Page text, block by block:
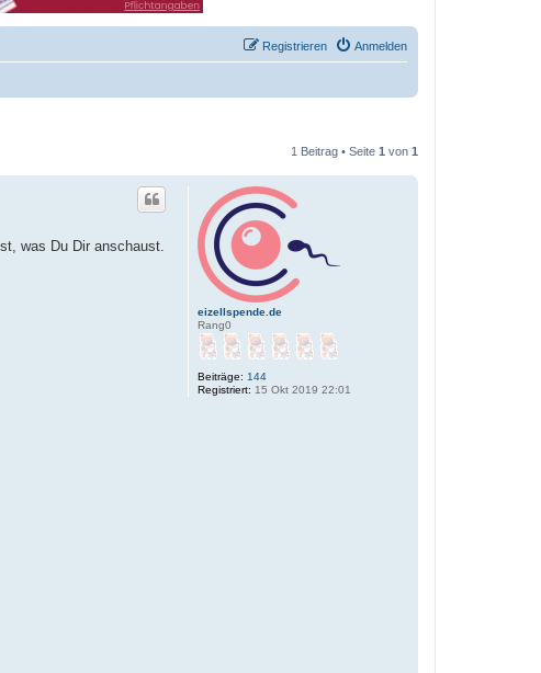
Anmelden
Registrieren
1 Beitrag • Seite 1 von 1
eizellspende.de
Rang0
Beiträge: 144
Registriert: 15 Okt 2019 22:01
was Du Dir anschaust.